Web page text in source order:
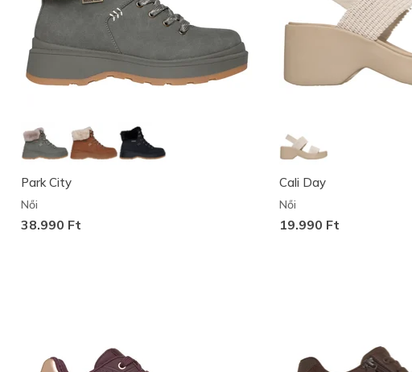
Park City
Női
38.990 Ft
Cali Day
Női
19.990 Ft